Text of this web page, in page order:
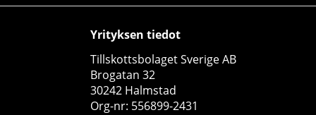
Yrityksen tiedot
Tillskottsbolaget Sverige AB
Brogatan 32
30242 Halmstad
Org-nr: 556899-2431